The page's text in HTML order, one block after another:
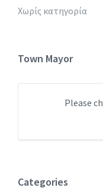
Χωρίς κατηγορία
Town Mayor
Please
Categories